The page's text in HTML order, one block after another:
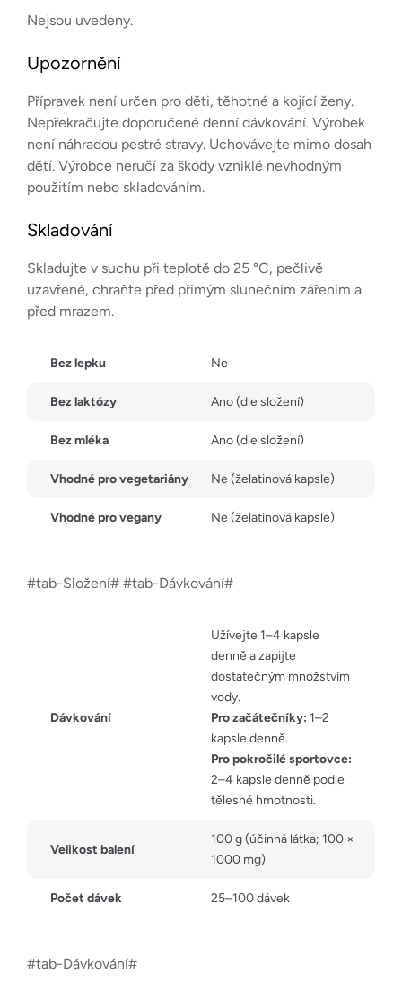
Nejsou uvedeny.
Upozornění
Přípravek není určen pro děti, těhotné a kojící ženy.
Nepřekračujte doporučené denní dávkování. Výrobek
není náhradou pestré stravy. Uchovávejte mimo dosah
dětí. Výrobce neručí za škody vzniklé nevhodným
použitím nebo skladováním.
Skladování
Skladujte v suchu při teplotě do 25 °C, pečlivě
uzavřené, chraňte před přímým slunečním zářením a
před mrazem.
Bez lepku Ne
Bez laktózy Ano (dle složení)
Bez mléka Ano (dle složení)
Vhodné pro vegetariány Ne (želatinová kapsle)
Vhodné pro vegany Ne (želatinová kapsle)
#tab-Složení# #tab-Dávkování#
Dávkování
Užívejte 1–4 kapsle
denně a zapijte
dostatečným množstvím
vody.
Pro začátečníky: 1–2
kapsle denně.
Pro pokročilé sportovce:
2–4 kapsle denně podle
tělesné hmotnosti.
Velikost balení
100 g (účinná látka; 100 ×
1000 mg)
Počet dávek 25–100 dávek
#tab-Dávkování#